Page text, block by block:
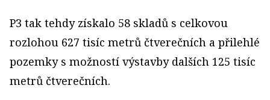
P3 tak tehdy získalo 58 skladů s celkovou
rozlohou 627 tisíc metrů čtverečních a přilehlé
pozemky s možností výstavby dalších 125 tisíc
metrů čtverečních.